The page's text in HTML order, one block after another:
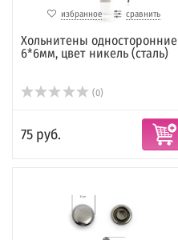
избранное сравнить
Хольнитены односторонние
6*6мм, цвет никель (сталь)
(0)
75 руб.